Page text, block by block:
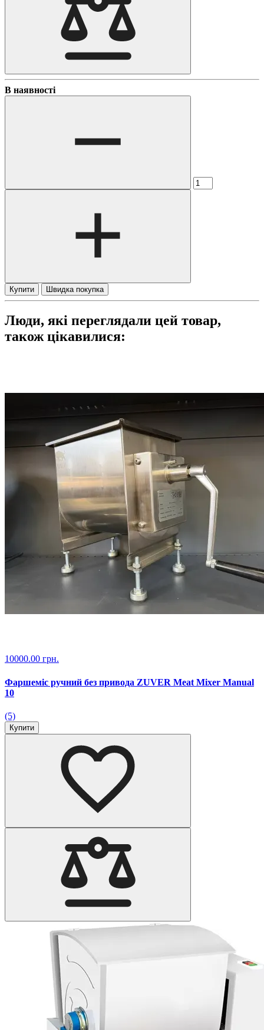
В наявності
Купити Швидка покупка
Люди, які переглядали цей товар,
також цікавилися:
10000.00 грн.
Фаршеміс ручний без привода ZUVER Meat Mixer Manual
10
(5)
Купити